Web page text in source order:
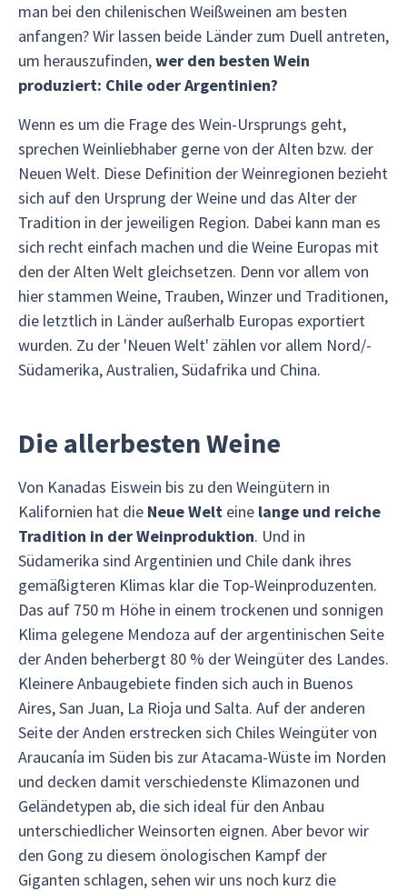
man bei den chilenischen Weißweinen am besten
anfangen? Wir lassen beide Länder zum Duell antreten,
um herauszufinden,wer den besten Wein
produziert: Chile oder Argentinien?
Wenn es um die Frage des Wein-Ursprungs geht,
sprechen Weinliebhaber gerne von der Alten bzw. der
Neuen Welt. Diese Definition der Weinregionen bezieht
sich auf den Ursprung der Weine und das Alter der
Tradition in der jeweiligen Region. Dabei kann man es
sich recht einfach machen und die Weine Europas mit
den der Alten Welt gleichsetzen. Denn vor allem von
hier stammen Weine, Trauben, Winzer und Traditionen,
die letztlich in Länder außerhalb Europas exportiert
wurden. Zu der 'Neuen Welt' zählen vor allem Nord/-
Südamerika, Australien, Südafrika und China.
Die allerbesten Weine
Von Kanadas Eiswein bis zu den Weingütern in
Kalifornien hat die Neue Welt eine lange und reiche
Tradition in der Weinproduktion. Und in
Südamerika sind Argentinien und Chile dank ihres
gemäßigteren Klimas klar die Top-Weinproduzenten.
Das auf 750 m Höhe in einem trockenen und sonnigen
Klima gelegene Mendoza auf der argentinischen Seite
der Anden beherbergt 80 % der Weingüter des Landes.
Kleinere Anbaugebiete finden sich auch in Buenos
Aires, San Juan, La Rioja und Salta. Auf der anderen
Seite der Anden erstrecken sich Chiles Weingüter von
Araucanía im Süden bis zur Atacama-Wüste im Norden
und decken damit verschiedenste Klimazonen und
Geländetypen ab, die sich ideal für den Anbau
unterschiedlicher Weinsorten eignen. Aber bevor wir
den Gong zu diesem önologischen Kampf der
Giganten schlagen, sehen wir uns noch kurz die